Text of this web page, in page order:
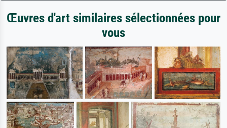
Œuvres d'art similaires sélectionnées pour
vous